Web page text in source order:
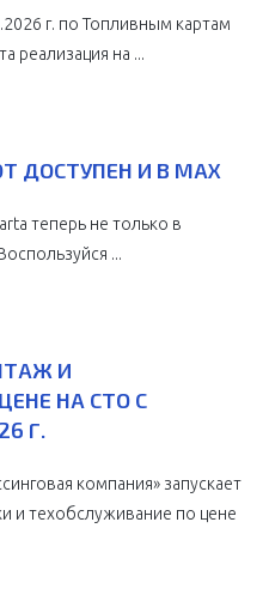
г. по Топливным картам
реализация на ...
ДОСТУПЕН И В MAX
теперь не только в
...
И
НА СТО С
Г.
компания» запускает
и техобслуживание по цене